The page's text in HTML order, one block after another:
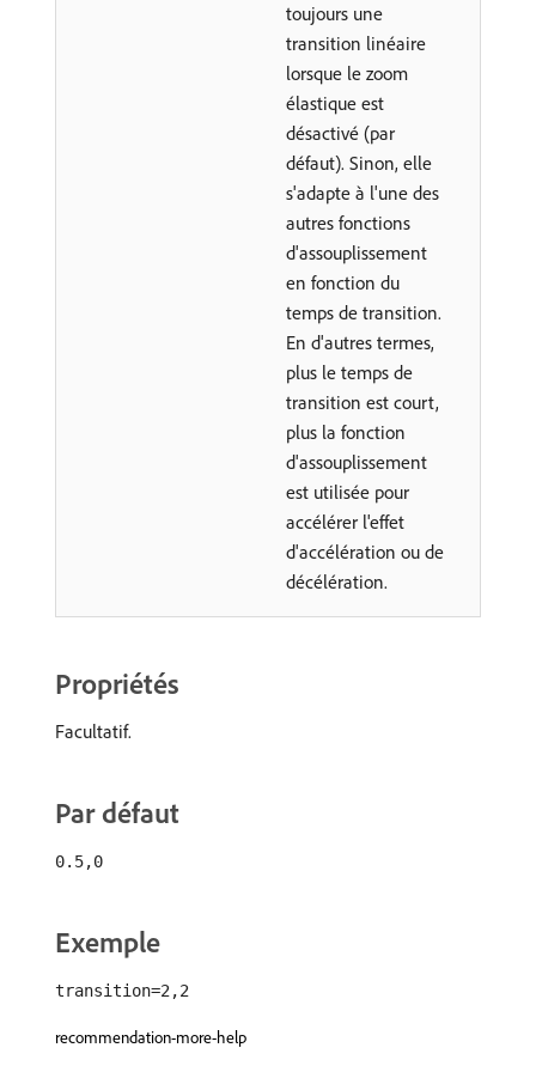
toujours une
transition linéaire
lorsque le zoom
élastique est
désactivé (par
défaut). Sinon, elle
s'adapte à l'une des
autres fonctions
d'assouplissement
en fonction du
temps de transition.
En d'autres termes,
plus le temps de
transition est court,
plus la fonction
d'assouplissement
est utilisée pour
accélérer l'effet
d'accélération ou de
décélération.
Propriétés
Facultatif.
Par défaut
0.5,0
Exemple
transition=2,2
recommendation-more-help